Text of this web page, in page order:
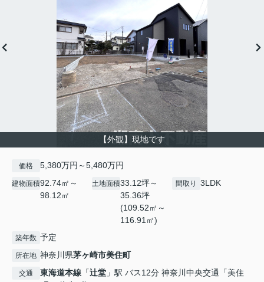
【外観】現地です
価格 5,380万円～5,480万円
建物面積92.74㎡～
98.12㎡
土地面積33.12坪～
35.36坪
(109.52㎡～
116.91㎡)
間取り 3LDK
築年数 予定
所在地 神奈川県茅ヶ崎市美住町
交通 東海道本線 「辻堂 」駅 バス12分 神奈川中央交通「美住